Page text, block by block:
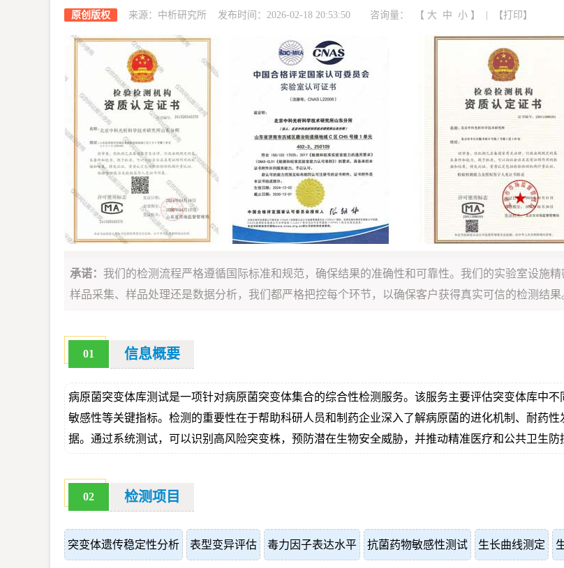
原创版权 来源：中析研究所 发布时间：2026-02-18 20:53:50 咨询量： 【 大 中 小 】 | 【打印 】
承诺： 我们的检测流程严格遵循国际标准和规范，确保结果的准确性和可靠性。我们的实验室设施
样品采集、样品处理还是数据分析，我们都严格把控每个环节，以确保客户获得真实可信的检测结果
01 信息概要
病原菌突变体库测试是一项针对病原菌突变体集合的综合性检测服务。该服务主要评估突变体库中
敏感性等关键指标。检测的重要性在于帮助科研人员和制药企业深入了解病原菌的进化机制、耐药
据。通过系统测试，可以识别高风险突变株，预防潜在生物安全威胁，并推动精准医疗和公共卫生防
02 检测项目
突变体遗传稳定性分析 表型变异评估 毒力因子表达水平 抗菌药物敏感性测试 生长曲线测定